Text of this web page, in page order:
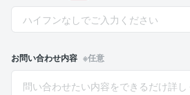
お問い合わせ内容 ※任意